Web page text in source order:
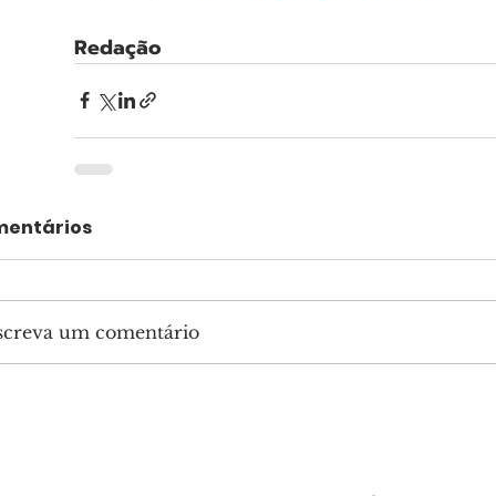
Redação
um comentário